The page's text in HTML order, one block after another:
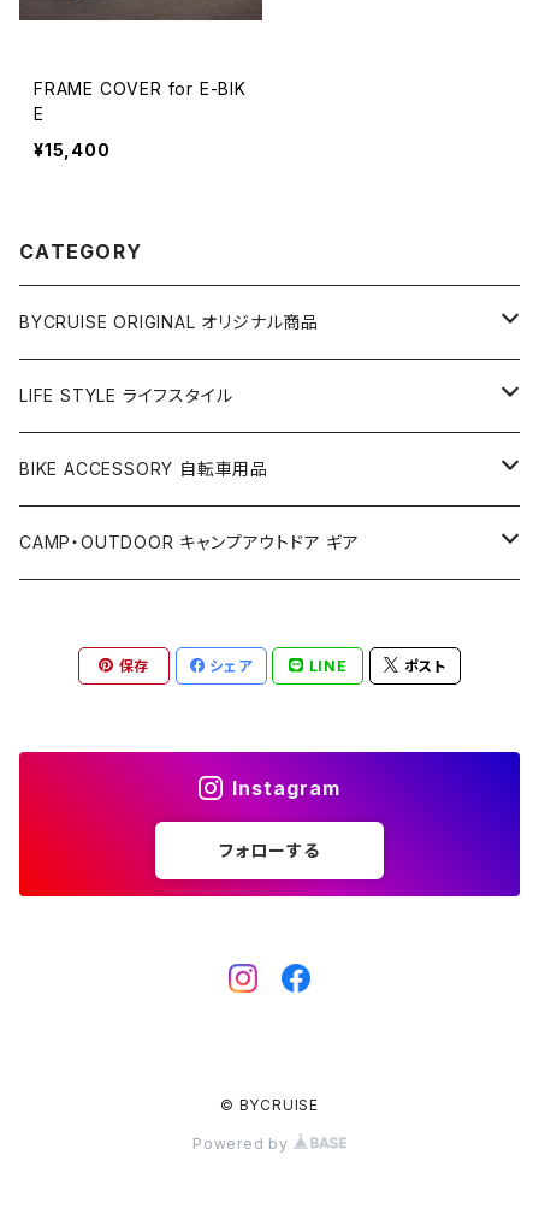
FRAME COVER for E-BIK
E
¥15,400
CATEGORY
BYCRUISE ORIGINAL オリジナル商品
アパレル
ベルト
Tシャツ
アクセサリー
キーホルダー
フレームパッド
PET COLLECTION ペット用品
アウターケーブル
ハンドルバー
ハンドル＆ステムセット
LIFE STYLE ライフスタイル
雑貨
カップ＆グラス
アパレル
サンダル
サコッシュ
スマートフォンケース
BIKE ACCESSORY 自転車用品
アクセサリー
サドルバッグ
フロントバッグ
CAMP・OUTDOOR キャンプアウトドア ギア
ソーラーパネル
LED ランタン
保存 シェア LINE ポスト
Instagram
フォローする
© BYCRUISE
Powered by